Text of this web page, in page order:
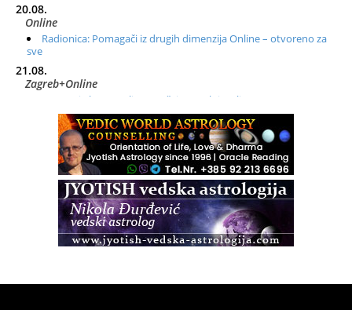
20.08.
Online
Radionica: Pomagači iz drugih dimenzija Online – otvoreno za
sve
21.08.
Zagreb+Online
Osnovni ThetaHealing® tečaj, Zagreb i Online
Zagreb
Osnovna radionica za izscjeljivanje pranom (Basic Pranic
Healing course)
Access BARS®, otpusti stres
Access Energetski Facelift®